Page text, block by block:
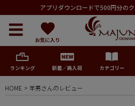
アプリダウンロードで500円分の
お気に入り
ランキング 新着／再入荷 カテゴリー
メンズ
HOME 羊男さんのレビュー